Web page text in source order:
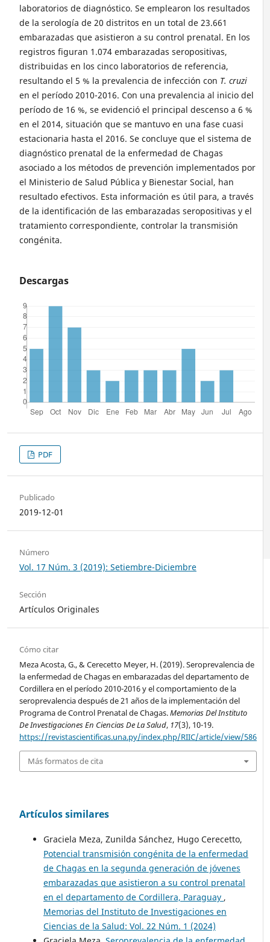
laboratorios de diagnóstico. Se emplearon los resultados
de la serología de 20 distritos en un total de 23.661
embarazadas que asistieron a su control prenatal. En los
registros figuran 1.074 embarazadas seropositivas,
distribuidas en los cinco laboratorios de referencia,
resultando el 5 % la prevalencia de infección con T. cruzi
en el período 2010-2016. Con una prevalencia al inicio del
período de 16 %, se evidenció el principal descenso a 6 %
en el 2014, situación que se mantuvo en una fase cuasi
estacionaria hasta el 2016. Se concluye que el sistema de
diagnóstico prenatal de la enfermedad de Chagas
asociado a los métodos de prevención implementados por
el Ministerio de Salud Pública y Bienestar Social, han
resultado efectivos. Esta información es útil para, a través
de la identificación de las embarazadas seropositivas y el
tratamiento correspondiente, controlar la transmisión
congénita.
Descargas
PDF
Publicado
2019-12-01
Número
Vol. 17 Núm. 3 (2019): Setiembre-Diciembre
Sección
Artículos Originales
Cómo citar
Meza Acosta, G., & Cerecetto Meyer, H. (2019). Seroprevalencia de
la enfermedad de Chagas en embarazadas del departamento de
Cordillera en el período 2010-2016 y el comportamiento de la
seroprevalencia después de 21 años de la implementación del
Programa de Control Prenatal de Chagas.Memorias Del Instituto
De Investigaciones En Ciencias De La Salud, 17(3), 10-19.
https://revistascientificas.una.py/index.php/RIIC/article/view/586
Más formatos de cita
Artículos similares
Graciela Meza, Zunilda Sánchez, Hugo Cerecetto,
Potencial transmisión congénita de la enfermedad
de Chagas en la segunda generación de jóvenes
embarazadas que asistieron a su control prenatal
en el departamento de Cordillera, Paraguay ,
Memorias del Instituto de Investigaciones en
Ciencias de la Salud: Vol. 22 Núm. 1 (2024)